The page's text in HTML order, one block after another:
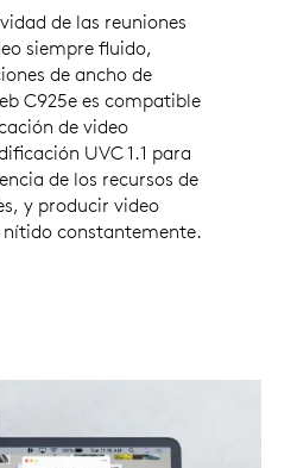
de las reuniones
siempre fluido,
de ancho de
C925e es compatible
de video
UVC 1.1 para
de los recursos de
y producir video
constantemente.